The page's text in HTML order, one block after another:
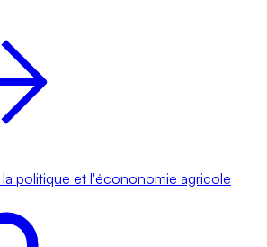
la politique et l'écononomie agricole